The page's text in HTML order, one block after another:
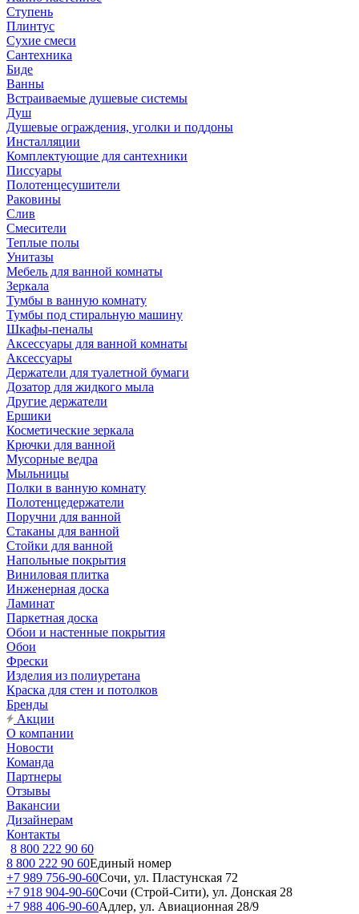
Ступень
Плинтус
Сухие смеси
Сантехника
Биде
Ванны
Встраиваемые душевые системы
Душ
Душевые ограждения, уголки и поддоны
Инсталляции
Комплектующие для сантехники
Писсуары
Полотенцесушители
Раковины
Слив
Смесители
Теплые полы
Унитазы
Мебель для ванной комнаты
Зеркала
Тумбы в ванную комнату
Тумбы под стиральную машину
Шкафы-пеналы
Аксессуары для ванной комнаты
Аксессуары
Держатели для туалетной бумаги
Дозатор для жидкого мыла
Другие держатели
Ершики
Косметические зеркала
Крючки для ванной
Мусорные ведра
Мыльницы
Полки в ванную комнату
Полотенцедержатели
Поручни для ванной
Стаканы для ванной
Стойки для ванной
Напольные покрытия
Виниловая плитка
Инженерная доска
Ламинат
Паркетная доска
Обои и настенные покрытия
Обои
Фрески
Изделия из полиуретана
Краска для стен и потолков
Бренды
Акции
О компании
Новости
Команда
Партнеры
Отзывы
Вакансии
Дизайнерам
Контакты
8 800 222 90 60
8 800 222 90 60Единый номер
+7 989 756-90-60Сочи, ул. Пластунская 72
+7 918 904-90-60Сочи (Строй-Сити), ул. Донская 28
+7 988 406-90-60Адлер, ул. Авиационная 28/9